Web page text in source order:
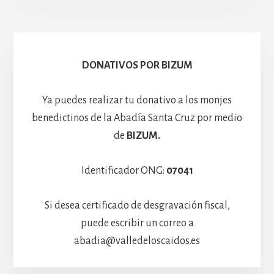
Hospedería
DONATIVOS POR BIZUM
Ya puedes realizar tu donativo a los monjes
benedictinos de la Abadía Santa Cruz por medio
de BIZUM.
Identificador ONG: 07041
Si desea certificado de desgravación fiscal,
puede escribir un correo a
abadia@valledeloscaidos.es